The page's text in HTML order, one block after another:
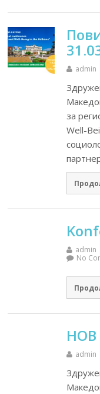
admin
за
Well-
admin
No
НОВ
admin